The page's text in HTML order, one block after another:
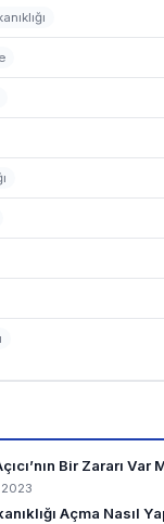
Bir Zararı Var
Açma Nasıl